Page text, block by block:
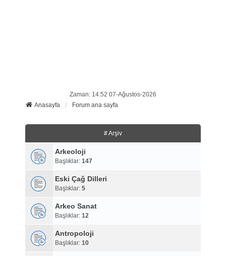
Zaman: 14:52 07-Ağustos-2026
Anasayfa
Forum ana sayfa
# Arşiv
Arkeoloji
Başlıklar: 147
Eski Çağ Dilleri
Başlıklar: 5
Arkeo Sanat
Başlıklar: 12
Antropoloji
Başlıklar: 10